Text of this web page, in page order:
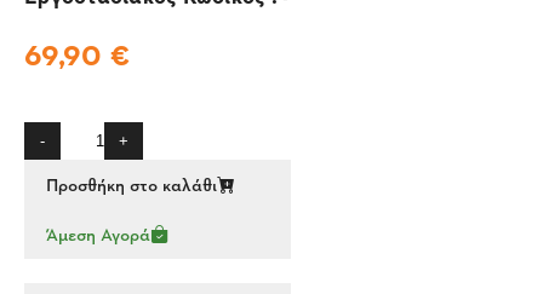
69,90 €
- +
Προσθήκη στο καλάθι
Άμεση Αγορά